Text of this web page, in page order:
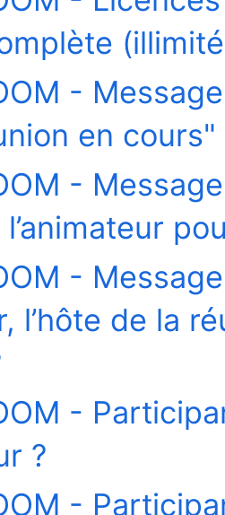
-
en cours"
-
-
l’hôte de la
-
?
-